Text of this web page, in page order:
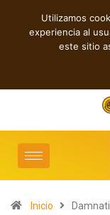
independientes
Inicio
Utilizamos
experiencia al
este sitio